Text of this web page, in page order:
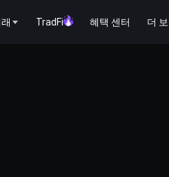
TradFi 혜택 센터 더